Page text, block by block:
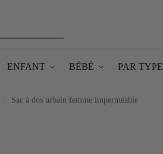
ENFANT BÉBÉ PAR TYPE
Sac à dos urbain femme imperméable